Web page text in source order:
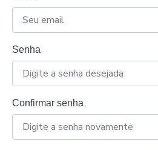
Senha
Confirmar senha